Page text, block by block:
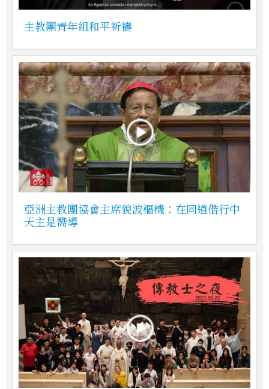
主教團青年組和平祈禱
亞洲主教團協會主席貌波樞機：在同道偕行中
天主是嚮導